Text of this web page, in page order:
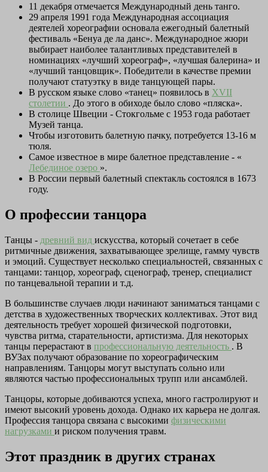
11 декабря отмечается Международный день танго.
29 апреля 1991 года Международная ассоциация
деятелей хореографии основала ежегодный балетный
фестиваль «Бенуа де ла данс». Международное жюри
выбирает наиболее талантливых представителей в
номинациях «лучший хореограф», «лучшая балерина» и
«лучший танцовщик». Победители в качестве премии
получают статуэтку в виде танцующей пары.
В русском языке слово «танец» появилось в XVII
столетии . До этого в обиходе было слово «пляска».
В столице Швеции - Стокгольме с 1953 года работает
Музей танца.
Чтобы изготовить балетную пачку, потребуется 13-16 м
тюля.
Самое известное в мире балетное представление - «
Лебединое озеро ».
В России первый балетный спектакль состоялся в 1673
году.
О профессии танцора
Танцы - древний вид искусства, который сочетает в себе
ритмичные движения, захватывающее зрелище, гамму чувств
и эмоций. Существует несколько специальностей, связанных с
танцами: танцор, хореограф, сценограф, тренер, специалист
по танцевальной терапии и т.д.
В большинстве случаев люди начинают заниматься танцами с
детства в художественных творческих коллективах. Этот вид
деятельность требует хорошей физической подготовки,
чувства ритма, старательности, артистизма. Для некоторых
танцы перерастают в профессиональную деятельность . В
ВУЗах получают образование по хореографическим
направлениям. Танцоры могут выступать сольно или
являются частью профессиональных трупп или ансамблей.
Танцоры, которые добиваются успеха, много гастролируют и
имеют высокий уровень дохода. Однако их карьера не долгая.
Профессия танцора связана с высокими физическими
нагрузками и риском получения травм.
Этот праздник в других странах